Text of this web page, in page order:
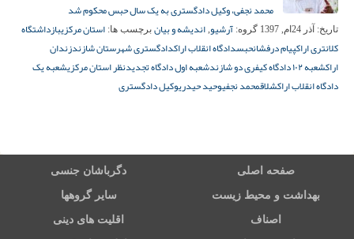
محمد نجفی، وکیل دادگستری به یک سال حبس محکوم شد
تاریخ: آذر 24ام, 1397 گروه: آرشیو, اندیشه و بیان برچسب ها: استان مرکزیبازداشتگاه
کلانتری اراکپیام درفشانحبسدادگاه انقلاب اراکدادگستری شهرستان شازندزندان
اراکشعبه ۱۰۲ دادگاه کیفری دو شازند شعبه اول دادگاه تجدیدنظر استان مرکزیشعبه یک
دادگاه انقلاب اراکشلاقمحمد نجفیوحید حیدریوکیل دادگستری
صفحه اصلی دگرباشان جنسی
بهداشت و محیط زیست سایر گروهها
اصناف اقلیت های دینی